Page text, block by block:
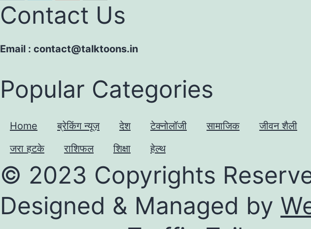
Contact Us
Email : contact@talktoons.in
Popular Categories
Home ब्रेकिंग न्यूज़ देश टेक्नोलॉजी सामाजिक जीवन शैली
जरा हटके
राशिफल शिक्षा हेल्थ
© 2023 Copyrights
Designed & Managed by